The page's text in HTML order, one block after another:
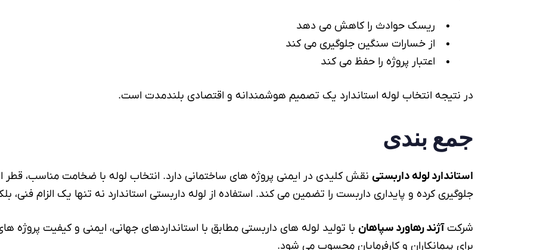
ریسک حوادث را کاهش می دهد
از خسارات سنگین جلوگیری می کند
اعتبار پروژه را حفظ می کند
در نتیجه انتخاب لوله استاندارد یک تصمیم هوشمندانه و اقتصادی بلندمدت است.
جمع بندی
استانداردلوله داربستی نقش کلیدی در ایمنی پروژه های ساختمانی دارد. انتخاب لوله با ضخامت مناسب، قطر
جلوگیری کرده و پایداری داربست را تضمین می کند. استفاده از لوله داربستی استاندارد نه تنها یک الزام
شرکتآژند رهاورد سپاهان با تولید لوله های داربستی مطابق با استانداردهای جهانی، ایمنی و کیفیت پروژه
برای پیمانکاران و کارفرمایان محسوب می شود.